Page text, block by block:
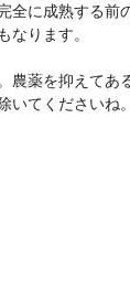
全に成熟する
なります。
農薬を抑えて
いてください